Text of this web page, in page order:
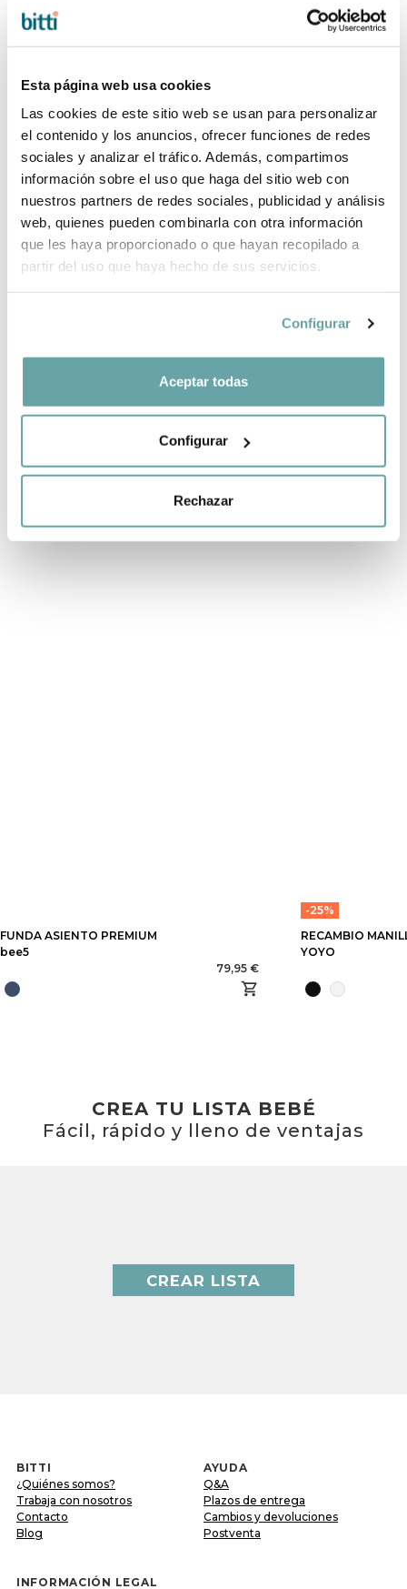
Esta página web usa cookies
Las cookies de este sitio web se usan para personalizar
el contenido y los anuncios, ofrecer funciones de redes
sociales y analizar el tráfico. Además, compartimos
información sobre el uso que haga del sitio web con
nuestros partners de redes sociales, publicidad y análisis
web, quienes pueden combinarla con otra información
que les haya proporcionado o que hayan recopilado a
partir del uso que haya hecho de sus servicios.
Configurar
Aceptar todas
Configurar
Rechazar
COMPARTIR
FUNDA ASIENTO PREMIUM
bee5
79,95 €
-25%
RECAMBIO
YOYO
CREA TU LISTA BEBÉ
Fácil, rápido y lleno de ventajas
CREAR LISTA
BITTI
¿Quiénes somos?
Trabaja con nosotros
Contacto
Blog
AYUDA
Q&A
Plazos de entrega
Cambios y devoluciones
Postventa
INFORMACIÓN LEGAL